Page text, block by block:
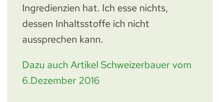
Ingredienzien hat. Ich esse nichts,
dessen Inhaltsstoffe ich nicht
aussprechen kann.
Dazu auch Artikel Schweizerbauer vom
6.Dezember 2016